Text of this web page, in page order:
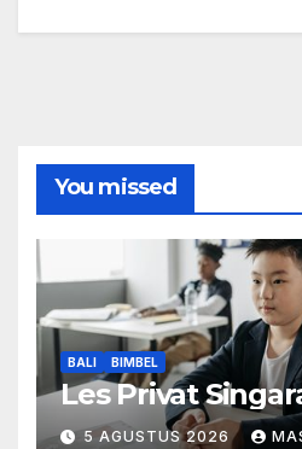
You missed
BALI BIMBEL
Les Privat
5 AGUSTUS 2026